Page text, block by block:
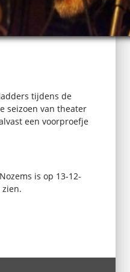
tijdens de
seizoen van theater
een voorproefje
is op 13-12-